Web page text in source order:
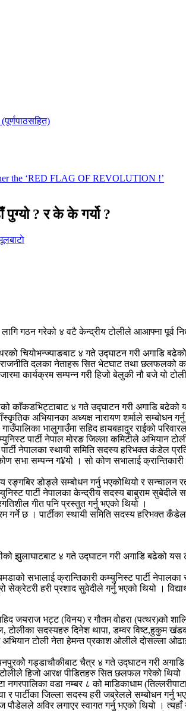
? र के के गर्यो ?
गठन गरेको ४ वटै केन्द्रीय टोलीले आआफ्ना पूर्व
चियोभन्ज्याङबाट ४ गते उद्घाटन गरी अगाडि
दलका नेताहरू सित भेटघाट तथा छलफलको
कार्यक्रम सम्पन्न गरी हिजो बेलुकी नौ बजे यो
काँकडभिट्टाबाट ४ गते उद्घाटन गरी अगाडि
अभियानका अध्यक्ष नारायण शर्माले सम्बोधन
भालुगाउँमा सहिद हायबहादुर राईको
पार्टी नेपाल मोरङ जिल्ला कमिटीले अभियान
पार्टी नेपालका स्थायी समिति सदस्य हरिभक्त
सभा सम्पन्न ग¥यो । सो कोण सभालाई
डोङ्ले सम्बोधन गर्नु भएकोथियो र सन्चालन
पार्टी नेपालका केन्द्रीय सदस्य बाबुराम सुबेदीले
गीत पनि प्रस्तुत गर्नु भएको थियो ।
छ । पार्टीका स्थायी समिति सदस्य हरिभक्त
झुलाघाटबाट ४ गते उद्घाटन गरी अगाडि
सभालाई क्रान्तिकारी कम्युनिस्ट पार्टी
सेक्रेटरी हरी प्रशाद सुवेदीले गर्नु भएको थियो ।
जयराज भट्ट (विनय) र गौतम वोहरा (पत्थर)को
सदस्यहरु दिनेश थापा, डम्वर विष्ट,हुकुम
टोली नेता हेमन्त प्रकाश ओलीले दोसल्ला
गड्डाचौकीबाट चैत्र ४ गते उद्घाटन गरी
हिजो आरक्ष पीडितहरु सित छलफल गरेको थियो
वडा नम्बर ८ को माडिकाधाम
र पार्टीका जिल्ला सदस्य हरी जब्रेलले सम्बोधन गर्नु
अविर लगाएर स्वागत गर्नु भएको थियो ।